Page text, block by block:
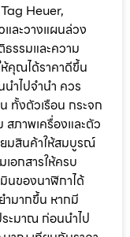
Heuer,
ละวางแผนล่วง
รรมและความ
คุณได้ราคาดีขึ้น
ำไปจำนำ ควร
ทั้งตัวเรือน กระจก
สภาพเครื่องและตัว
ยมสินค้าให้สมบูรณ์
อกสารให้ครบ
นของนาฬิกาได้
ำมากขึ้น หากมี
ะมาณ ก่อนนำไป